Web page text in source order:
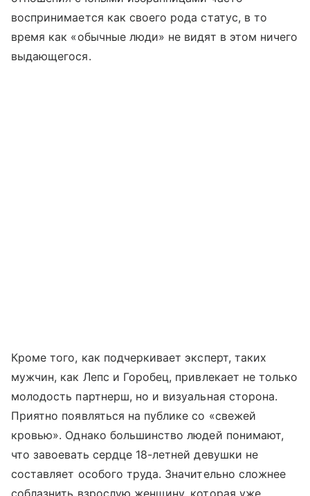
воспринимается как своего рода статус, в то
время как «обычные люди» не видят в этом ничего
выдающегося.
Кроме того, как подчеркивает эксперт, таких
мужчин, как Лепс и Горобец, привлекает не только
молодость партнерш, но и визуальная сторона.
Приятно появляться на публике со «свежей
кровью». Однако большинство людей понимают,
что завоевать сердце 18-летней девушки не
составляет особого труда. Значительно сложнее
соблазнить взрослую женщину, которая уже